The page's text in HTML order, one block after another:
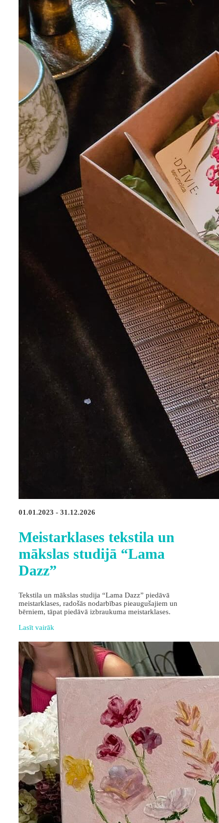
01.01.2023 - 31.12.2026
Meistarklases tekstila un
mākslas studijā “Lama
Dazz”
Tekstila un mākslas studija “Lama Dazz” piedāvā
meistarklases, radošās nodarbības pieaugušajiem un
bērniem, tāpat piedāvā izbraukuma meistarklases.
Lasīt vairāk